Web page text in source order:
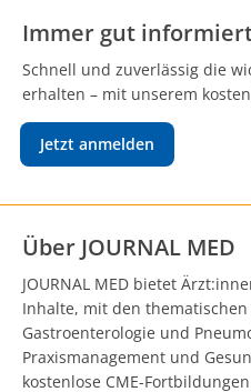
Immer gut
Schnell und zuverlässig die
erhalten – mit unserem
Jetzt anmelden
Über JOURNAL MED
JOURNAL MED bietet
Inhalte, mit den
Gastroenterologie und
Praxismanagement und
kostenlose CME-